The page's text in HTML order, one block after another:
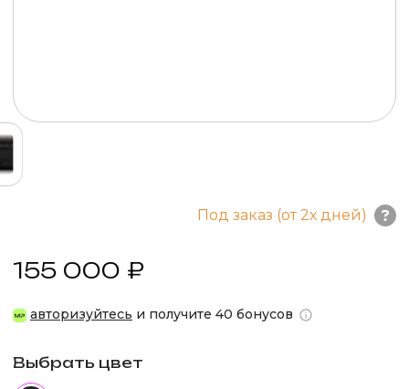
Под заказ (от 2х дней)
155 000 ₽
авторизуйтесь и получите 40 бонусов
Выбрать цвет